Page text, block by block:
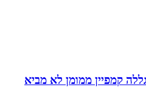
קמפיין ממומן לא מביא